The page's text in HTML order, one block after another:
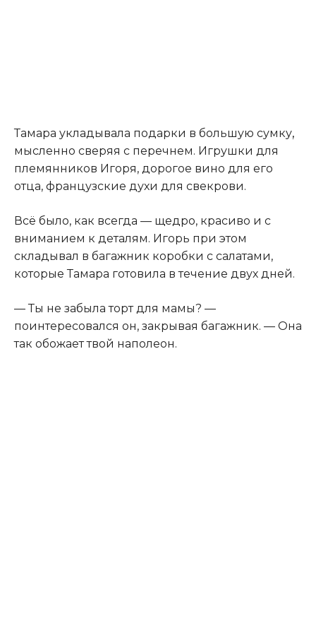
Тамара укладывала подарки в большую сумку,
мысленно сверяя с перечнем. Игрушки для
племянников Игоря, дорогое вино для его
отца, французские духи для свекрови.
Всё было, как всегда — щедро, красиво и с
вниманием к деталям. Игорь при этом
складывал в багажник коробки с салатами,
которые Тамара готовила в течение двух дней.
— Ты не забыла торт для мамы? —
поинтересовался он, закрывая багажник. — Она
так обожает твой наполеон.